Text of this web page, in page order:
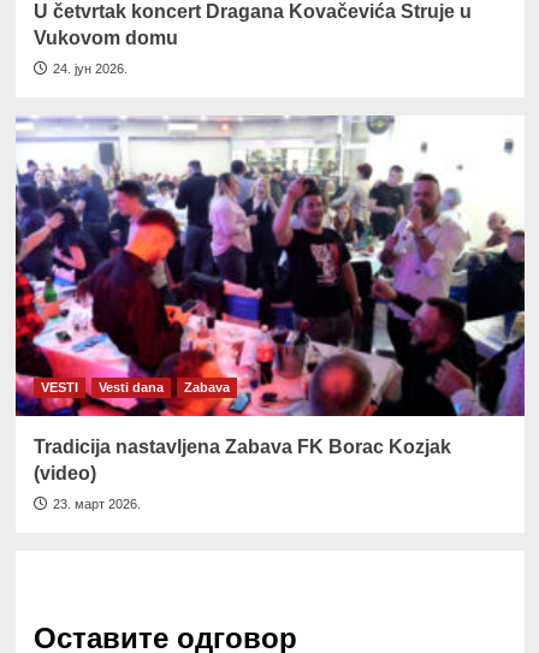
U četvrtak koncert Dragana Kovačevića Struje u
Vukovom domu
24. јун 2026.
VESTI Vesti dana Zabava
Tradicija nastavljena Zabava FK Borac Kozjak
(video)
23. март 2026.
Оставите одговор